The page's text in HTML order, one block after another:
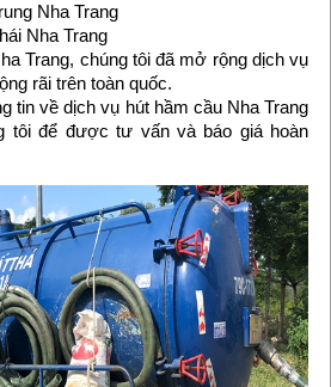
Nha Trang
Nha Trang
Trang, chúng tôi đã mở rộng dịch vụ
rãi trên toàn quốc.
tin về dịch vụ hút hầm cầu Nha Trang
tôi để được tư vấn và báo giá hoàn